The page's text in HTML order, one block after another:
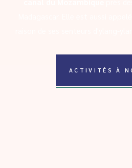
ACTIVITÉS À